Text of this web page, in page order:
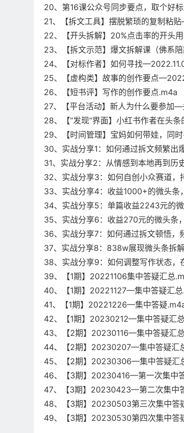
20、第16课公众号同步要点，取个好
21、【拆文工具】摆脱繁琐的复制粘
22、【开头拆解】20%点击率的开头
23、【拆文示范】爆文拆解课（佛系
24、【对标作者】如何寻找
25、【虚构类】故事的创作要点
26、【短书评】写作的创作要点.m4a
27、【平台活动】新人为什么要参加
28、【”发现“界面】小红书作者在头
29、【时间管理】宝妈如何带娃，同
30、实战分享1：如何通过拆文频繁
31、实战分享2：从情感到本地再到
32、实战分享3：如何自创小众赛道
33、实战分享4：收益1000+的微头
34、实战分享5：单篇收益2243元的
35、实战分享6：收益270元的微头条
36、实战分享7：如何通过拆文顿悟
37、实战分享8：838w展现微头条拆
38、实战分享9：如何调整写作状态，
39、【1期】20221106集中答疑汇总
40、【1期】20221127—集中答疑汇
41、【1期】20221226—集中答疑
42、【1期】20230212—集中答疑汇
43、【2期】20230116—集中答疑汇
44、【2期】20230207—集中答疑汇
45、【2期】20230306—集中答疑汇
46、【3期】20230416—第一次集中
47、【3期】20230423—第二次集中
48、【3期】20230503第三次集中答
49、【3期】20230530第四次集中答